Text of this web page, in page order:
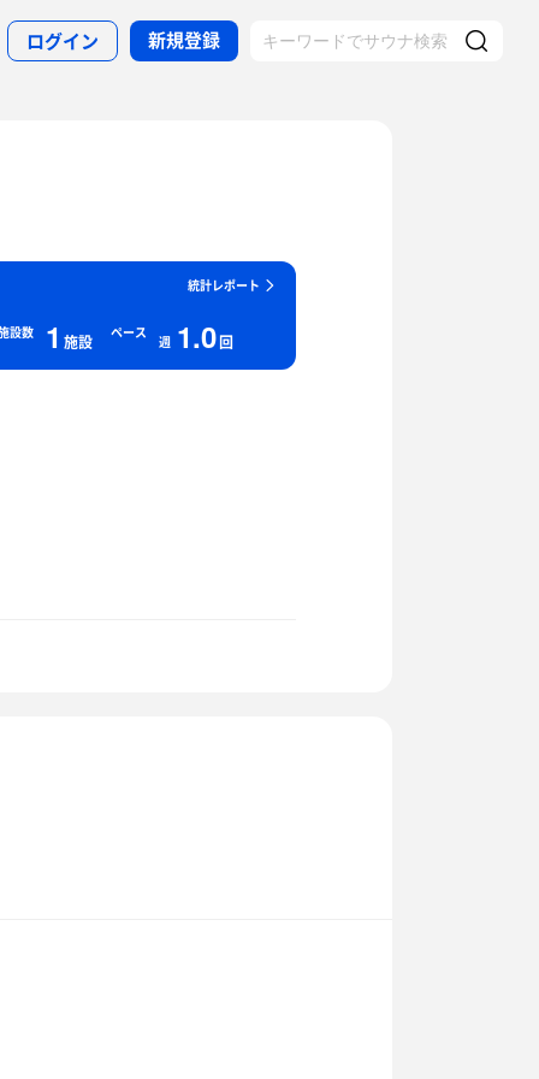
ログイン 新規登録
統計レポート
設数 1 施設 ペース
週 1.0回